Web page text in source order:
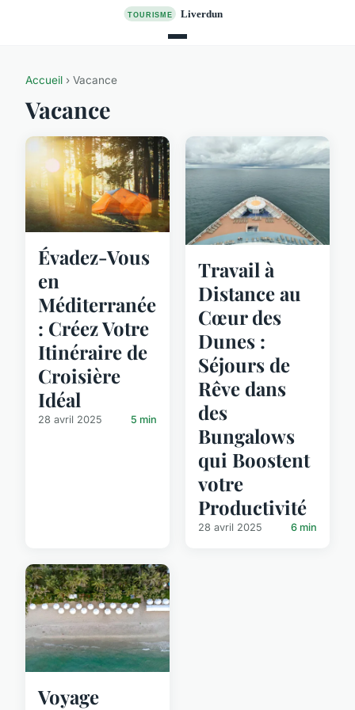
Accueil › Vacance
Vacance
Évadez-Vous
en
Méditerranée
: Créez Votre
Itinéraire de
Croisière
Idéal
28 avril 2025 5 min
Travail à
Distance au
Cœur des
Dunes :
Séjours de
Rêve dans
des
Bungalows
qui Boostent
votre
Productivité
28 avril 2025 6 min
Voyage